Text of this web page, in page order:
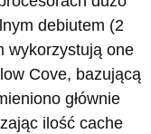
debiutem (2
wykorzystują one
Cove, bazującą
głównie
ilość cache